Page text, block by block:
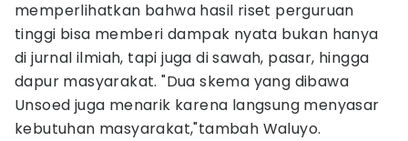
memperlihatkan bahwa hasil riset perguruan
tinggi bisa memberi dampak nyata bukan hanya
di jurnal ilmiah, tapi juga di sawah, pasar, hingga
dapur masyarakat. "Dua skema yang dibawa
Unsoed juga menarik karena langsung menyasar
kebutuhan masyarakat,"tambah Waluyo.